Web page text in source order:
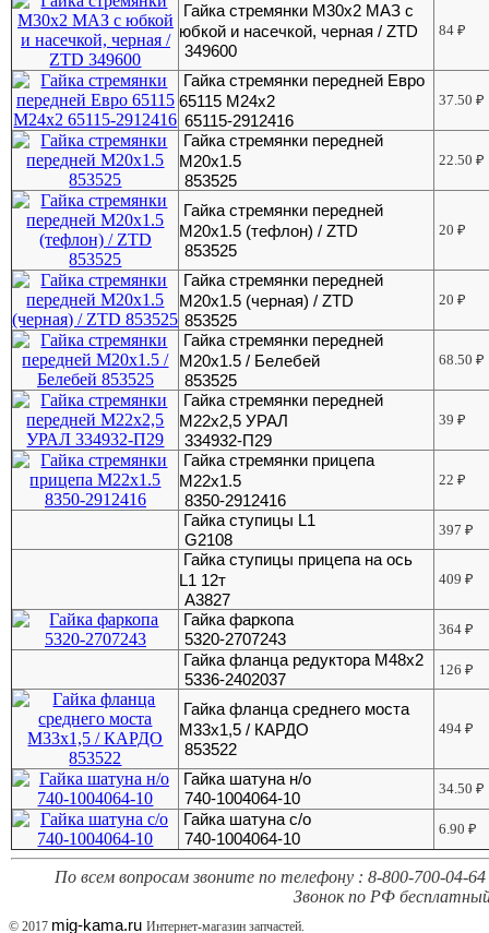
Гайка стремянки М30х2 МАЗ с
юбкой и насечкой, черная / ZTD
349600
84₽
Гайка стремянки передней Евро
65115 М24х2
65115-2912416
37.50₽
Гайка стремянки передней
М20х1.5
853525
22.50₽
Гайка стремянки передней
М20х1.5 (тефлон) / ZTD
853525
20₽
Гайка стремянки передней
М20х1.5 (черная) / ZTD
853525
20₽
Гайка стремянки передней
М20х1.5 / Белебей
853525
68.50₽
Гайка стремянки передней
М22х2,5 УРАЛ
334932-П29
39₽
Гайка стремянки прицепа
М22х1.5
8350-2912416
22₽
Гайка ступицы L1
G2108
397₽
Гайка ступицы прицепа на ось
L1 12т
А3827
409₽
Гайка фаркопа
5320-2707243
364₽
Гайка фланца редуктора М48х2
5336-2402037
126₽
Гайка фланца среднего моста
М33х1,5 / КАРДО
853522
494₽
Гайка шатуна н/о
740-1004064-10
34.50₽
Гайка шатуна с/о
740-1004064-10
6.90₽
По всем вопросам звоните по телефону : 8-800-700-04-64
Звонок по РФ
© 2017 mig-kama.ru Интернет-магазин запчастей.